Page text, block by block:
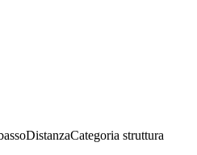
DistanzaCategoria struttura